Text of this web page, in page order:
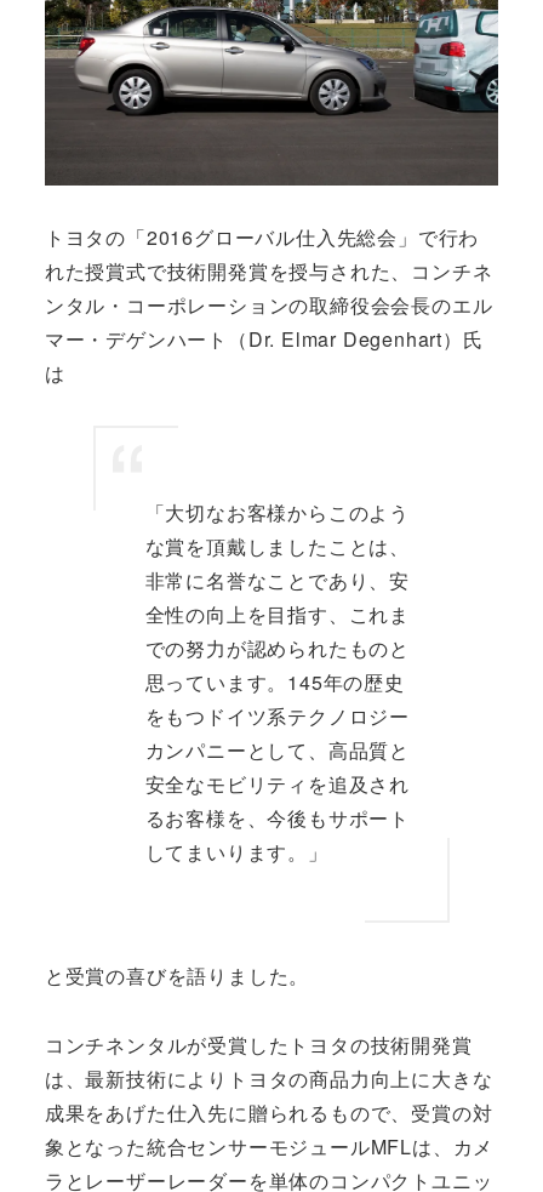
トヨタの「2016グローバル仕入先総会」で行わ
れた授賞式で技術開発賞を授与された、コンチネ
ンタル・コーポレーションの取締役会会長のエル
マー・デゲンハート（Dr. Elmar Degenhart）氏
は
「大切なお客様からこのよう
な賞を頂戴しましたことは、
非常に名誉なことであり、安
全性の向上を目指す、これま
での努力が認められたものと
思っています。145年の歴史
をもつドイツ系テクノロジー
カンパニーとして、高品質と
安全なモビリティを追及され
るお客様を、今後もサポート
してまいります。」
と受賞の喜びを語りました。
コンチネンタルが受賞したトヨタの技術開発賞
は、最新技術によりトヨタの商品力向上に大きな
成果をあげた仕入先に贈られるもので、受賞の対
象となった統合センサーモジュールMFLは、カメ
ラとレーザーレーダーを単体のコンパクトユニッ